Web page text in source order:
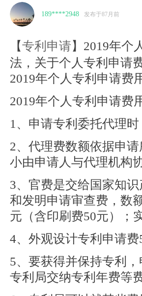
189****2948 发布于87月前
【专利申请】2019年个
法，关于个人专利申请
2019年个人专利申请费
2019年个人专利申请费
1、申请专利委托代理
2、代理费数额依据申
小由申请人与代理机构
3、官费是交给国家知
和发明申请审查费，数
元（含印刷费50元）；
4、外观设计专利申请
5、要获得并保持专利
专利局交纳专利年费等费